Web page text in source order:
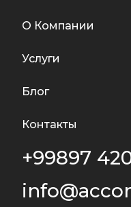
О Компании
Услуги
Блог
Контакты
+99897